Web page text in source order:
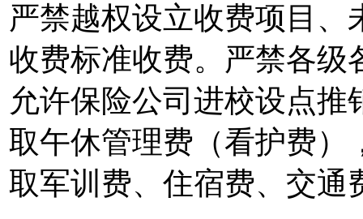
严禁越权设立收费项目
收费标准收费。严禁各级
允许保险公司进校设点
取午休管理费（看护费）
取军训费、住宿费、交通